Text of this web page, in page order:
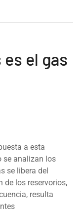
es el gas
a esta
se analizan los
se libera del
de los reservorios,
resulta